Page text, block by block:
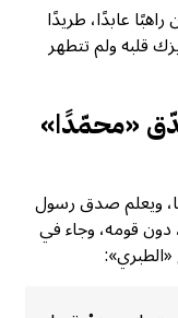
عابدًا، طريدًا
قلبه ولم تتطهر
«محمّدًا»
ويعلم صدق رسول
قومه، وجاء في
«الطبري»: